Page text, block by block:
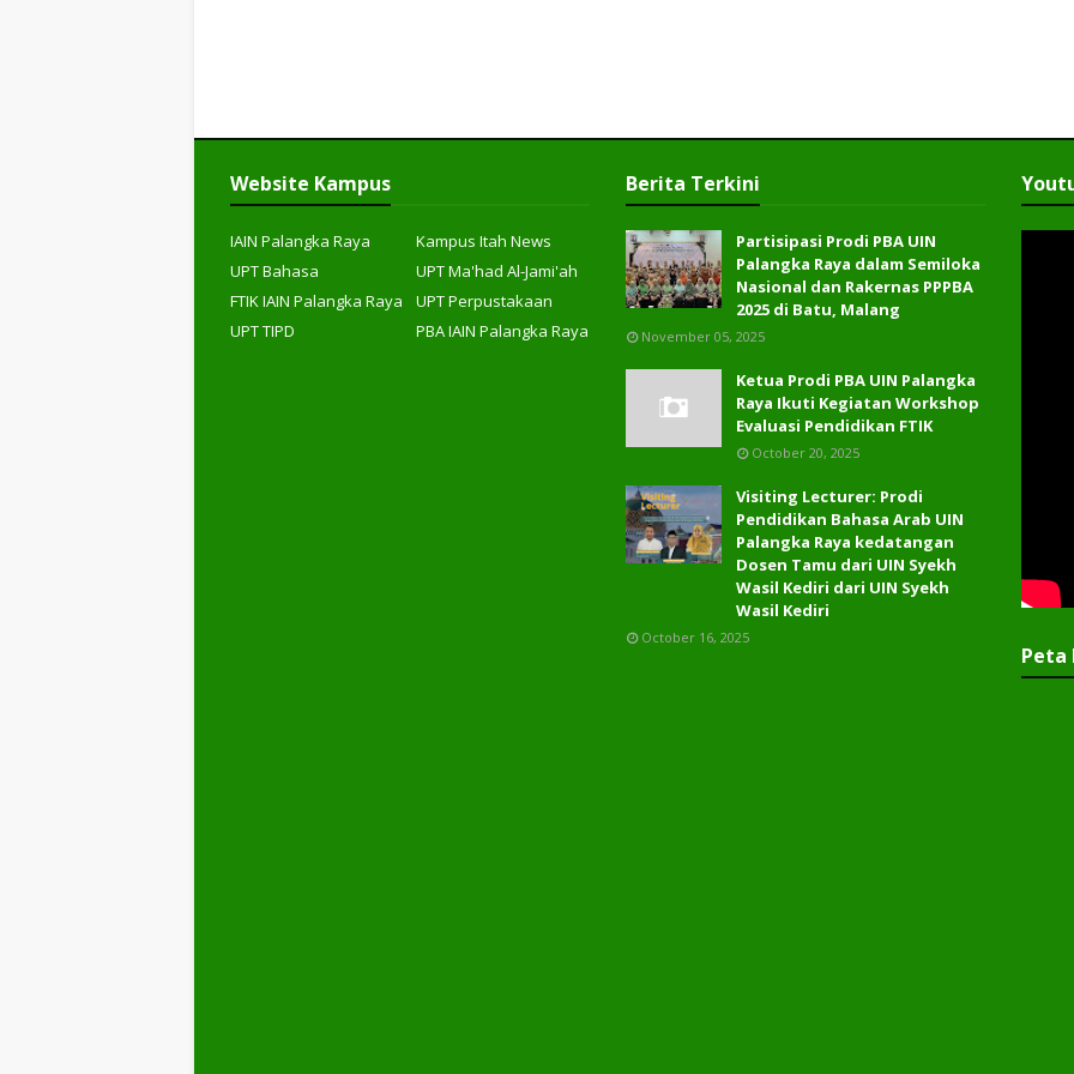
Website Kampus
IAIN Palangka Raya
Kampus Itah News
UPT Bahasa
UPT Ma'had Al-Jami'ah
FTIK IAIN Palangka Raya
UPT Perpustakaan
UPT TIPD
PBA IAIN Palangka Raya
Berita Terkini
Partisipasi Prodi PBA UIN
Palangka Raya dalam Semiloka
Nasional dan Rakernas PPPBA
2025 di Batu, Malang
November 05, 2025
Ketua Prodi PBA UIN Palangka
Raya Ikuti Kegiatan Workshop
Evaluasi Pendidikan FTIK
October 20, 2025
Visiting Lecturer: Prodi
Pendidikan Bahasa Arab UIN
Palangka Raya kedatangan
Dosen Tamu dari UIN Syekh
Wasil Kediri dari UIN Syekh
Wasil Kediri
October 16, 2025
Peta